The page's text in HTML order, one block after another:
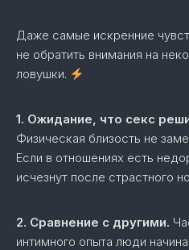
Даже самые искренние
не обратить внимания на
ловушки.
1. Ожидание, что секс
Физическая близость не
Если в отношениях есть
исчезнут после страстного
2. Сравнение с другими.
интимного опыта люди